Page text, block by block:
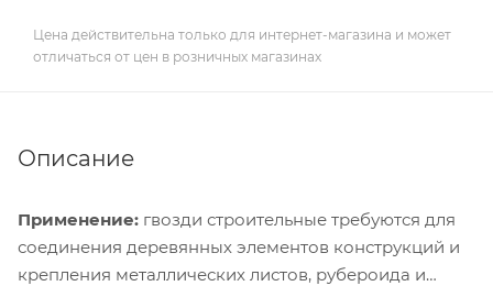
Цена действительна только для интернет-магазина и может
отличаться от цен в розничных магазинах
Описание
Применение: гвозди строительные требуются для
соединения деревянных элементов конструкций и
крепления металлических листов, рубероида и